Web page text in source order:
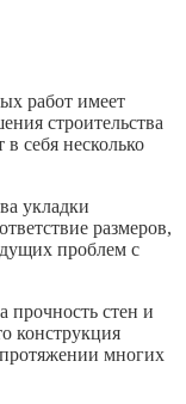
работ имеет
строительства
себя несколько
укладки
размеров,
проблем с
прочность стен и
конструкция
многих